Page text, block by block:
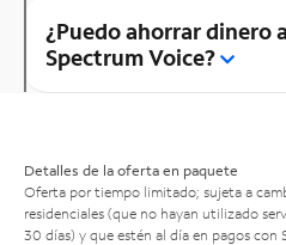
¿Puedo ahorrar dinero
Spectrum Voice?
Detalles de la oferta en paquete
Oferta por tiempo limitado; sujeta a
residenciales (que no hayan utilizado
30 días) y que estén al día en pagos con